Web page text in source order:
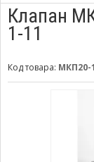
Клапан
1-11
Код товара: МКП20-